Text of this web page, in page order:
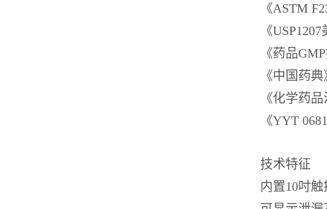
《ASTM
《
《药品
《中国药
《化学药
《YYT
技术特征
内置10吋触